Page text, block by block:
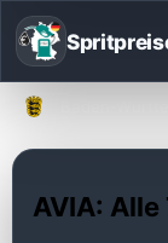
AVIA: